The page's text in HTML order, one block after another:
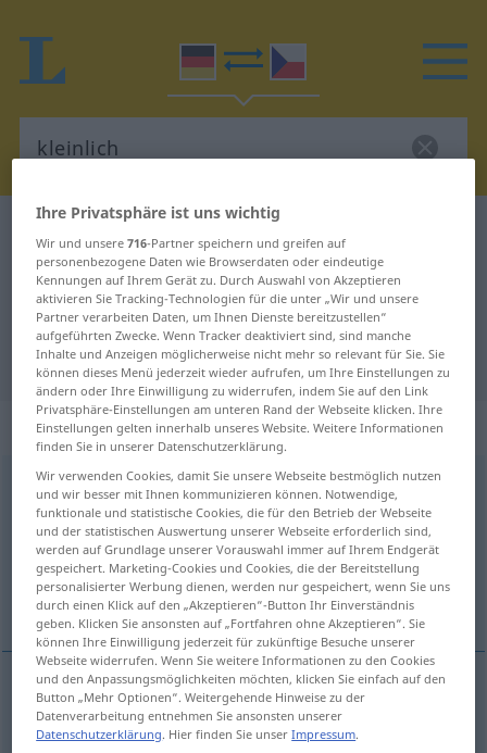
Deutsch-Tschechisch Übersetzung
für "kleinlich"
"kleinlich" Tschechisch Übersetzung
„kleinlich“
kleinlich
Übersicht aller Übersetzungen
(Für mehr Details die Übersetzung anklicken/antippen)
malicherný, nicotný
malicherný,nicotný kleinlich
Ihre Privatsphäre ist uns wichtig
Wir und unsere716-Partner speichern und greifen auf
personenbezogene Daten wie Browserdaten oder eindeutige
Kennungen auf Ihrem Gerät zu. Durch Auswahl von Akzeptieren
aktivieren Sie Tracking-Technologien für die unter „Wir und unsere
Partner verarbeiten Daten, um Ihnen Dienste bereitzustellen“
aufgeführten Zwecke. Wenn Tracker deaktiviert sind, sind manche
Inhalte und Anzeigen möglicherweise nicht mehr so relevant für Sie. Sie
können dieses Menü jederzeit wieder aufrufen, um Ihre Einstellungen zu
ändern oder Ihre Einwilligung zu widerrufen, indem Sie auf den Link
Privatsphäre-Einstellungen am unteren Rand der Webseite klicken. Ihre
Einstellungen gelten innerhalb unseres Website. Weitere Informationen
finden Sie in unserer Datenschutzerklärung.
Wir verwenden Cookies, damit Sie unsere Webseite bestmöglich nutzen
und wir besser mit Ihnen kommunizieren können. Notwendige,
funktionale und statistische Cookies, die für den Betrieb der Webseite
und der statistischen Auswertung unserer Webseite erforderlich sind,
werden auf Grundlage unserer Vorauswahl immer auf Ihrem Endgerät
gespeichert. Marketing-Cookies und Cookies, die der Bereitstellung
personalisierter Werbung dienen, werden nur gespeichert, wenn Sie uns
durch einen Klick auf den „Akzeptieren“-Button Ihr Einverständnis
geben. Klicken Sie ansonsten auf „Fortfahren ohne Akzeptieren“. Sie
können Ihre Einwilligung jederzeit für zukünftige Besuche unserer
Webseite widerrufen. Wenn Sie weitere Informationen zu den Cookies
und den Anpassungsmöglichkeiten möchten, klicken Sie einfach auf den
Button „Mehr Optionen“. Weitergehende Hinweise zu der
Datenverarbeitung entnehmen Sie ansonsten unserer
Datenschutzerklärung. Hier finden Sie unserImpressum.